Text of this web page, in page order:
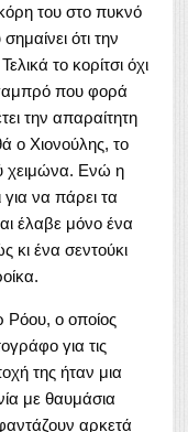
του στο πυκνό
ότι την
το κορίτσι όχι
γαμπρό που φορά
την απαραίτητη
ο Χιονούλης, το
χειμώνα. Ενώ η
για να πάρει τα
έλαβε μόνο ένα
κι ένα σεντούκι
Ρόου, ο οποίος
για τις
της ήταν μια
με θαυμάσια
αρκετά